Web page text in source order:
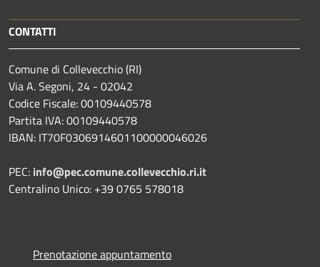
CONTATTI
Comune di Collevecchio (RI)
Via A. Segoni, 24 - 02042
Codice Fiscale: 00109440578
Partita IVA: 00109440578
IBAN: IT70F0306914601100000046026
PEC: info@pec.comune.collevecchio.ri.it
Centralino Unico: +39 0765 578018
Prenotazione appuntamento